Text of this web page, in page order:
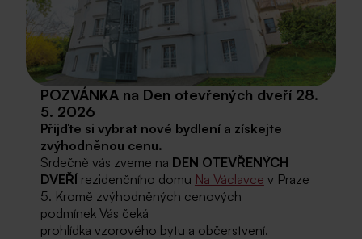
POZVÁNKA na Den otevřených dveří 28.
5. 2026
Přijďte si vybrat nové bydlení a získejte
zvýhodněnou cenu.
Srdečně vás zveme na DEN OTEVŘENÝCH
DVEŘÍ rezidenčního domu Na Václavce v Praze
5. Kromě zvýhodněných cenových
podmínek Vás čeká
prohlídka vzorového bytu a občerstvení.